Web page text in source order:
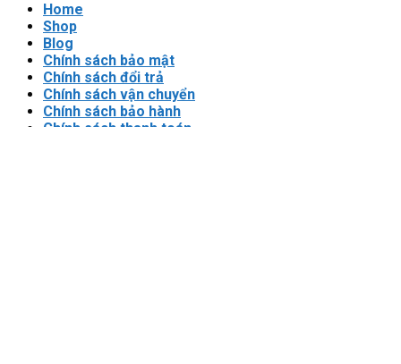
Home
Shop
Blog
Chính sách bảo mật
Chính sách đổi trả
Chính sách vận chuyển
Chính sách bảo hành
Chính sách thanh toán